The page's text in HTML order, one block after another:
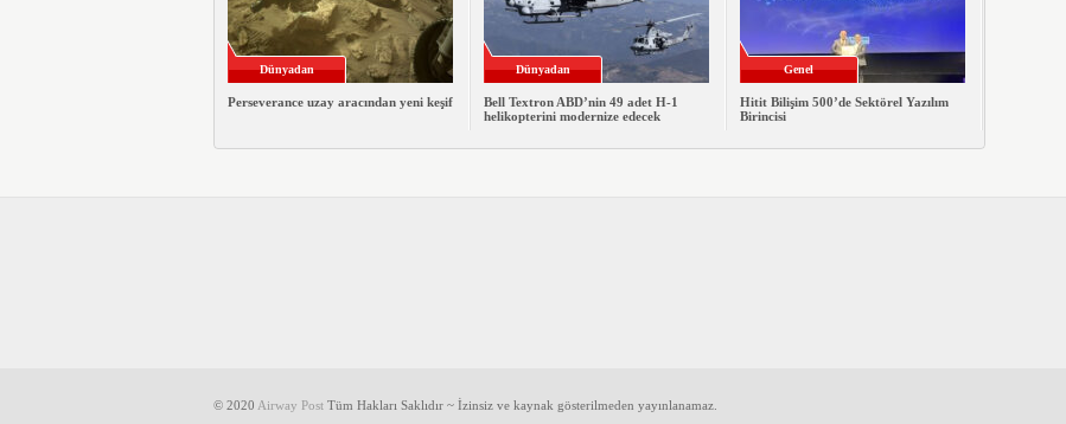
Dünyadan
Perseverance uzay aracından yeni keşif
Dünyadan
Bell Textron ABD’nin 49 adet H-1
helikopterini modernize edecek
Genel
Hitit Bilişim 500’de Sektörel Yazılım
Birincisi
© 2020 Airway PostTüm Hakları Saklıdır ~ İzinsiz ve kaynak gösterilmeden yayınlanamaz.